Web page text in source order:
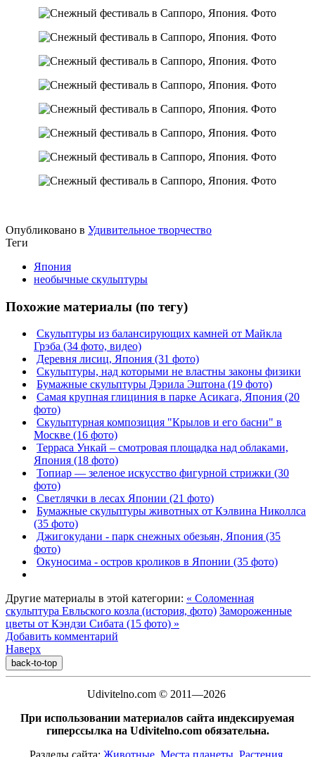
Опубликовано в Удивительное творчество
Теги
Япония
необычные скульптуры
Похожие материалы (по тегу)
Скульптуры из балансирующих камней от Майкла
Грэба (34 фото, видео)
Деревня лисиц, Япония (31 фото)
Скульптуры, над которыми не властны законы физики
Бумажные скульптуры Дэрила Эштона (19 фото)
Самая крупная глициния в парке Асикага, Япония (20
фото)
Скульптурная композиция "Крылов и его басни" в
Москве (16 фото)
Терраса Ункай – смотровая площадка над облаками,
Япония (18 фото)
Топиар — зеленое искусство фигурной стрижки (30
фото)
Светлячки в лесах Японии (21 фото)
Бумажные скульптуры животных от Кэлвина Николлса
(35 фото)
Джигокудани - парк снежных обезьян, Япония (35
фото)
Окуносима - остров кроликов в Японии (35 фото)
Другие материалы в этой категории: « Соломенная
скульптура Евльского козла (история, фото) Замороженные
цветы от Кэндзи Сибата (15 фото) »
Добавить комментарий
Наверх
back-to-top
Udivitelno.com © 2011—2026
При использовании материалов сайта индексируемая
гиперссылка на Udivitelno.com обязательна.